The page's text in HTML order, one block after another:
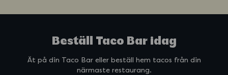
l
Beställ Taco Bar idag
Ät på din Taco Bar eller beställ hem tacos från din
närmaste restaurang.